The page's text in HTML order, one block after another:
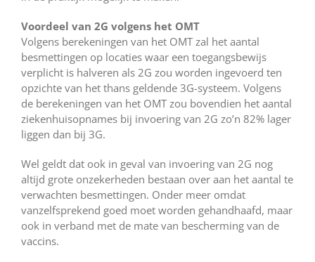
Voordeel van 2G volgens het OMT
Volgens berekeningen van het OMT zal het aantal
besmettingen op locaties waar een toegangsbewijs
verplicht is halveren als 2G zou worden ingevoerd ten
opzichte van het thans geldende 3G-systeem. Volgens
de berekeningen van het OMT zou bovendien het aantal
ziekenhuisopnames bij invoering van 2G zo’n 82% lager
liggen dan bij 3G.
Wel geldt dat ook in geval van invoering van 2G nog
altijd grote onzekerheden bestaan over aan het aantal te
verwachten besmettingen. Onder meer omdat
vanzelfsprekend goed moet worden gehandhaafd, maar
ook in verband met de mate van bescherming van de
vaccins.